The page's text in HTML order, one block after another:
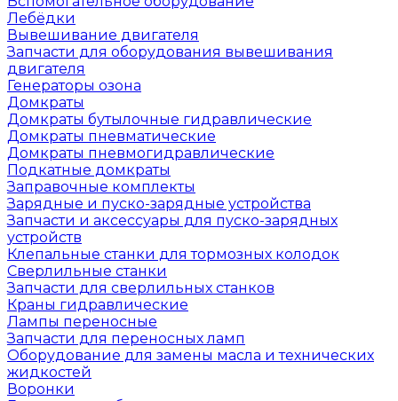
Лебёдки
Вывешивание двигателя
Запчасти для оборудования вывешивания
двигателя
Генераторы озона
Домкраты
Домкраты бутылочные гидравлические
Домкраты пневматические
Домкраты пневмогидравлические
Подкатные домкраты
Заправочные комплекты
Зарядные и пуско-зарядные устройства
Запчасти и аксессуары для пуско-зарядных
устройств
Клепальные станки для тормозных колодок
Сверлильные станки
Запчасти для сверлильных станков
Краны гидравлические
Лампы переносные
Запчасти для переносных ламп
Оборудование для замены масла и технических
жидкостей
Воронки